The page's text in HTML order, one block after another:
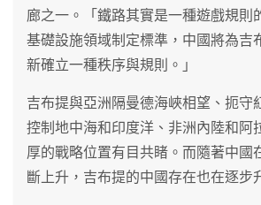
廊之一。「鐵路其實是一種遊戲規則
基礎設施領域制定標準，中國將為吉
新確立一種秩序與規則。」
吉布提與亞洲隔曼德海峽相望、扼守
控制地中海和印度洋、非洲內陸和阿
厚的戰略位置有目共睹。而隨著中國
斷上升，吉布提的中國存在也在逐步